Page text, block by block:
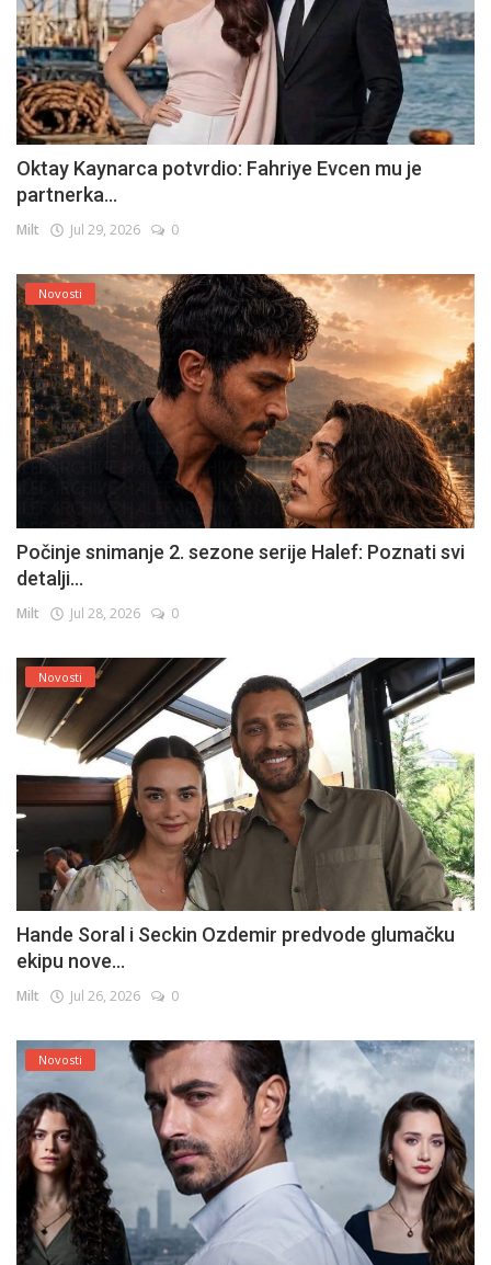
Oktay Kaynarca potvrdio: Fahriye Evcen mu je
partnerka...
Milt Jul 29, 2026 0
Novosti
Počinje snimanje 2. sezone serije Halef: Poznati svi
detalji...
Milt Jul 28, 2026 0
Novosti
Hande Soral i Seckin Ozdemir predvode glumačku
ekipu nove...
Milt Jul 26, 2026 0
Novosti